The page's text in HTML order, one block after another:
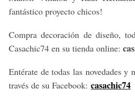
fantástico proyecto chicos!
Compra decoración de diseño,
Casachic74 en su tienda online:
Entérate de todas las novedades y
través de su Facebook: casachic74